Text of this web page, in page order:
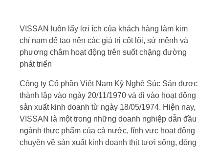
VISSAN luôn lấy lợi ích của khách hàng làm kim
chỉ nam để tạo nên các giá trị cốt lõi, sứ mệnh và
phương châm hoạt động trên suốt chặng đường
phát triển
Công ty Cổ phần Việt Nam Kỹ Nghệ Súc Sản được
thành lập vào ngày 20/11/1970 và đi vào hoạt động
sản xuất kinh doanh từ ngày 18/05/1974. Hiện nay,
VISSAN là một trong những doanh nghiệp dẫn đầu
ngành thực phẩm của cả nước, lĩnh vực hoạt động
chuyên về sản xuất kinh doanh thịt tươi sống, đông